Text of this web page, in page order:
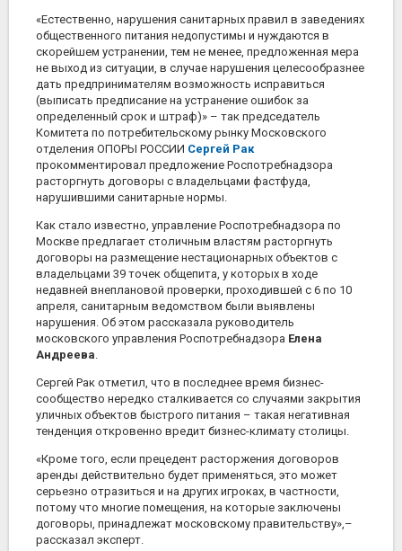
«Естественно, нарушения санитарных правил в заведениях
общественного питания недопустимы и нуждаются в
скорейшем устранении, тем не менее, предложенная мера
не выход из ситуации, в случае нарушения целесообразнее
дать предпринимателям возможность исправиться
(выписать предписание на устранение ошибок за
определенный срок и штраф)» – так председатель
Комитета по потребительскому рынку Московского
отделения ОПОРЫ РОССИИ Сергей Рак
прокомментировал предложение Роспотребнадзора
расторгнуть договоры с владельцами фастфуда,
нарушившими санитарные нормы.
Как стало известно, управление Роспотребнадзора по
Москве предлагает столичным властям расторгнуть
договоры на размещение нестационарных объектов с
владельцами 39 точек общепита, у которых в ходе
недавней внеплановой проверки, проходившей с 6 по 10
апреля, санитарным ведомством были выявлены
нарушения. Об этом рассказала руководитель
московского управления Роспотребнадзора Елена
Андреева.
Сергей Рак отметил, что в последнее время бизнес-
сообщество нередко сталкивается со случаями закрытия
уличных объектов быстрого питания – такая негативная
тенденция откровенно вредит бизнес-климату столицы.
«Кроме того, если прецедент расторжения договоров
аренды действительно будет применяться, это может
серьезно отразиться и на других игроках, в частности,
потому что многие помещения, на которые заключены
договоры, принадлежат московскому правительству»,–
рассказал эксперт.